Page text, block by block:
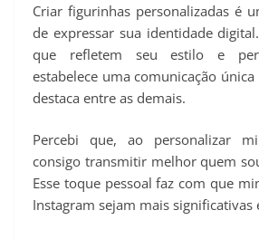
Criar figurinhas personalizadas é
de expressar sua identidade
que refletem seu estilo e
estabelece uma comunicação
destaca entre as demais.
Percebi que, ao personalizar
consigo transmitir melhor quem
Esse toque pessoal faz com que
Instagram sejam mais significativas